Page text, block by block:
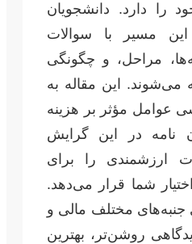
را دارد. دانشجویان
این مسیر با سوالات
مراحل، و چگونگی
می‌شوند. این مقاله به
عوامل مؤثر بر هزینه
نامه در این گرایش
ارزشمندی را برای
شما قرار می‌دهد.
مختلف مالی و
روشن‌تر، بهترین